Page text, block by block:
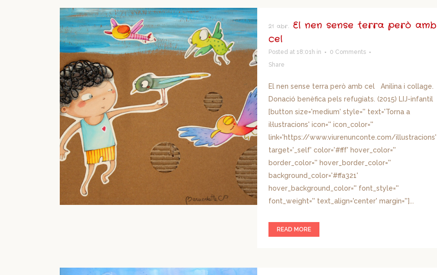
21 abr. El nen sense terra però amb
cel
Posted at 18:01h in
0 Comments
Share
El nen sense terra però amb cel Anilina i collage.
Donació benèfica pels refugiats. (2015) LIJ-infantil
[button size='medium' style='' text='Torna a
il·lustracions' icon='' icon_color=''
link='https://www.viurenunconte.com/illustracions'
target='_self' color='#fff' hover_color=''
border_color='' hover_border_color=''
background_color='#ffa321'
hover_background_color='' font_style=''
font_weight='' text_align='center' margin='']...
READ MORE